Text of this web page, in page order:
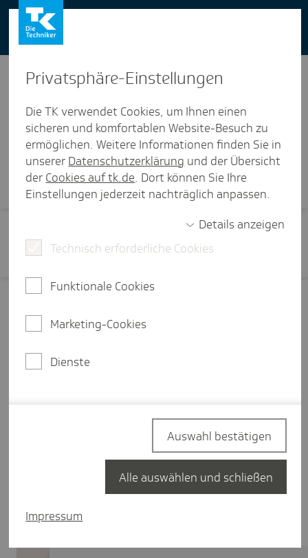
You can also use our website in English -
change to English version
Visi­ten­karte
Privat­sphäre-Einstel­lungen
Die TK verwendet Cookies, um Ihnen einen
sicheren und komfortablen Website-Besuch zu
ermöglichen. Weitere Informationen finden Sie in
unserer Datenschutzerklärung und der Übersicht
der Cookies auf tk.de. Dort können Sie Ihre
Einstellungen jederzeit nachträglich anpassen.
Details anzeigen
Technisch erforderliche Cookies
Funktionale Cookies
Marketing-Cookies
Dienste
Impressum
Auswahl bestätigen
Alle auswählen und schließen